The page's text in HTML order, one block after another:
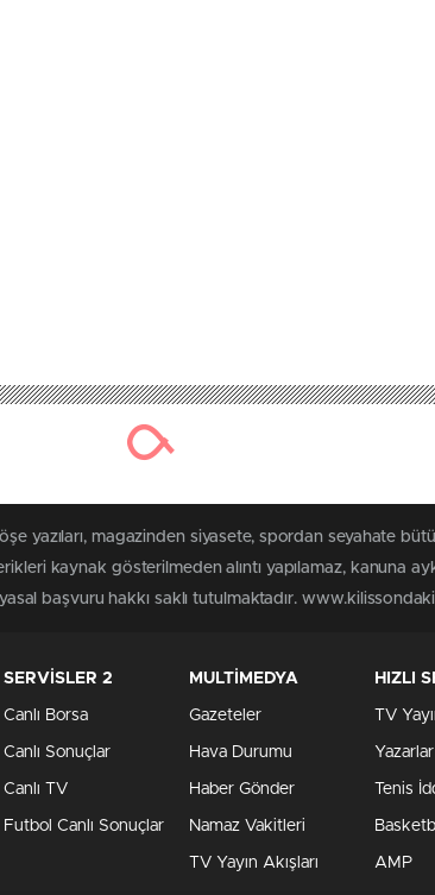
yazıları, magazinden siyasete, spordan seyahate
kaynak gösterilmeden alıntı yapılamaz, kanuna
başvuru hakkı saklı tutulmaktadır.
SERVİSLER 2
Canlı Borsa
Canlı Sonuçlar
Canlı TV
Futbol Canlı Sonuçlar
MULTİMEDYA
Gazeteler
Hava Durumu
Haber Gönder
Namaz Vakitleri
TV Yayın Akışları
HIZLI
TV
Tenis
AMP